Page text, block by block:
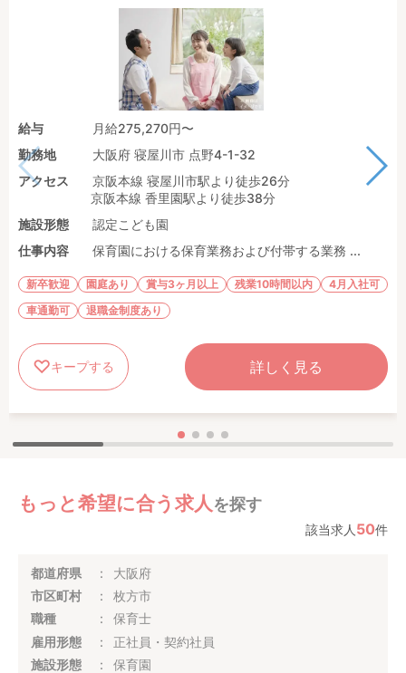
給与
月給275,270円〜
勤務地
大阪府 寝屋川市 点野4-1-32
アクセス
京阪本線 寝屋川市駅より徒歩26分
京阪本線 香里園駅より徒歩38分
施設形態
認定こども園
仕事内容
保育園における保育業務および付帯する業務 ...
新卒歓迎 園庭あり 賞与3ヶ月以上 残業10時間以内
4月入社可
車通勤可
退職金制度あり
キープする 詳しく見る
もっと希望に合う求人を探す
該当求人 50件
都道府県
大阪府
市区町村
枚方市
職種
保育士
雇用形態
正社員・契約社員
施設形態
保育園